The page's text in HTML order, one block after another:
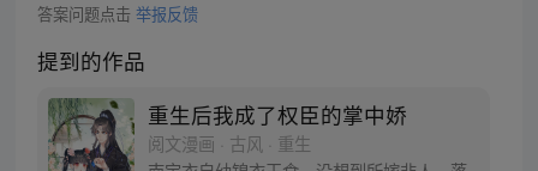
答案问题点击 举报反馈
提到的作品
重生后我成了权臣的掌中娇
阅文漫画 · 古风 · 重生